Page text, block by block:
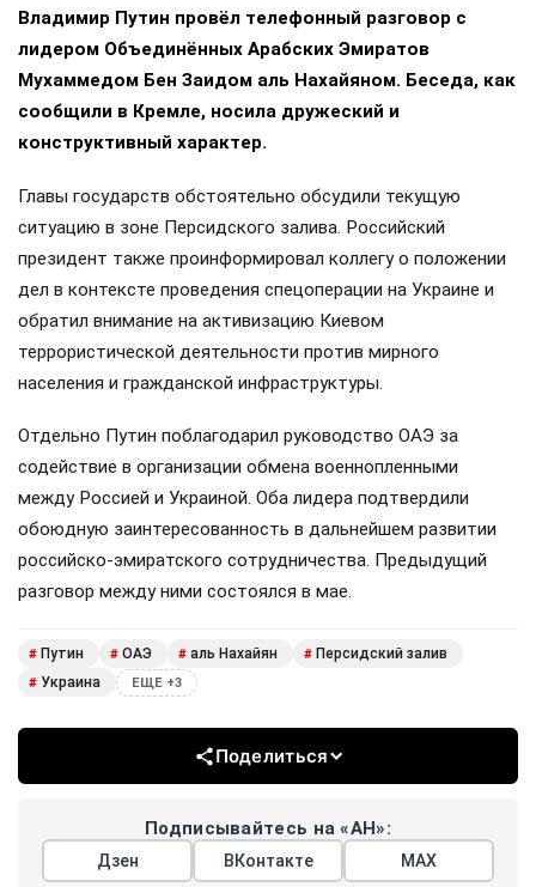
Владимир Путин провёл телефонный разговор с
лидером Объединённых Арабских Эмиратов
Мухаммедом Бен Заидом аль Нахайяном. Беседа, как
сообщили в Кремле, носила дружеский и
конструктивный характер.
Главы государств обстоятельно обсудили текущую
ситуацию в зоне Персидского залива. Российский
президент также проинформировал коллегу о положении
дел в контексте проведения спецоперации на Украине и
обратил внимание на активизацию Киевом
террористической деятельности против мирного
населения и гражданской инфраструктуры.
Отдельно Путин поблагодарил руководство ОАЭ за
содействие в организации обмена военнопленными
между Россией и Украиной. Оба лидера подтвердили
обоюдную заинтересованность в дальнейшем развитии
российско-эмиратского сотрудничества. Предыдущий
разговор между ними состоялся в мае.
# Путин # ОАЭ # аль Нахайян # Персидский залив
# Украина ЕЩЕ +3
Поделиться
Подписывайтесь на «АН»:
Дзен ВКонтакте МАХ